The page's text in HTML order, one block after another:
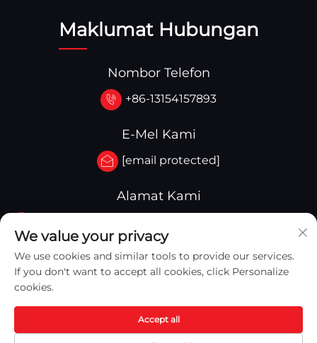
Maklumat Hubungan
Nombor Telefon
+86-13154157893
E-Mel Kami
[email protected]
Alamat Kami
Qinghua Street,Yingkou Zone Yingkou,China
Hak Cipta © 2026 Yingkou Captain Machinery
We value your privacy
We use cookies and similar tools to provide our services.
If you don't want to accept all cookies, click Personalize
cookies.
Accept all